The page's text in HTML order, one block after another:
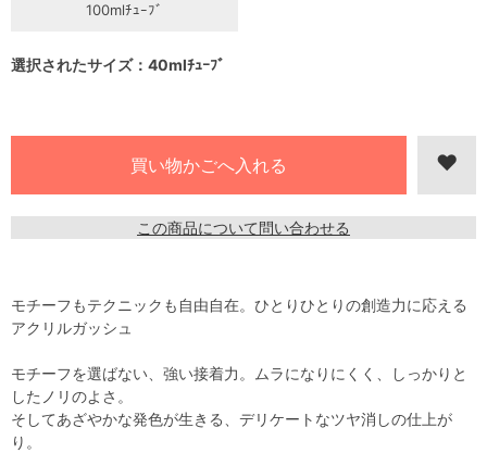
100mlﾁｭｰﾌﾞ
選択されたサイズ：40mlﾁｭｰﾌﾞ
この商品について問い合わせる
モチーフもテクニックも自由自在。ひとりひとりの創造力に応える
アクリルガッシュ
モチーフを選ばない、強い接着力。ムラになりにくく、しっかりと
したノリのよさ。
そしてあざやかな発色が生きる、デリケートなツヤ消しの仕上が
り。